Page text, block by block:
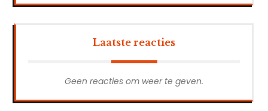
Laatste reacties
Geen reacties om weer te geven.